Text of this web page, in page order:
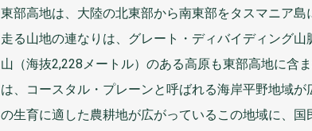
東部高地は、 大陸の北東部から南東部をタスマニア島
走る山地の連なりは、グレート・ディバイディング山
山 （海抜2,228メートル）のある高原も東部高地に含
は、コースタル・プレーンと呼ばれる海岸平野地域が
の生育に適 した農耕地が広がっているこの地域に、 国